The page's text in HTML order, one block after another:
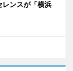
レンスが「横浜